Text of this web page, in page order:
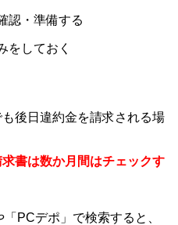
認・準備する
をしておく
後日違約金を請求される場
求書は数か月間はチェックす
PCデポ」で検索すると、